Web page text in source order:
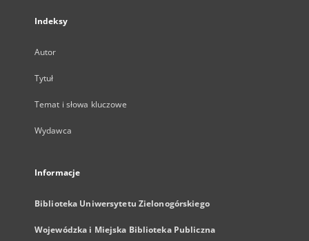
Indeksy
Autor
Tytuł
Temat i słowa kluczowe
Wydawca
Informacje
Biblioteka Uniwersytetu Zielonogórskiego
Wojewódzka i Miejska Biblioteka Publiczna